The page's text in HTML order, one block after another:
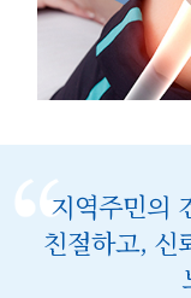
지역주민의
친절하고, 신